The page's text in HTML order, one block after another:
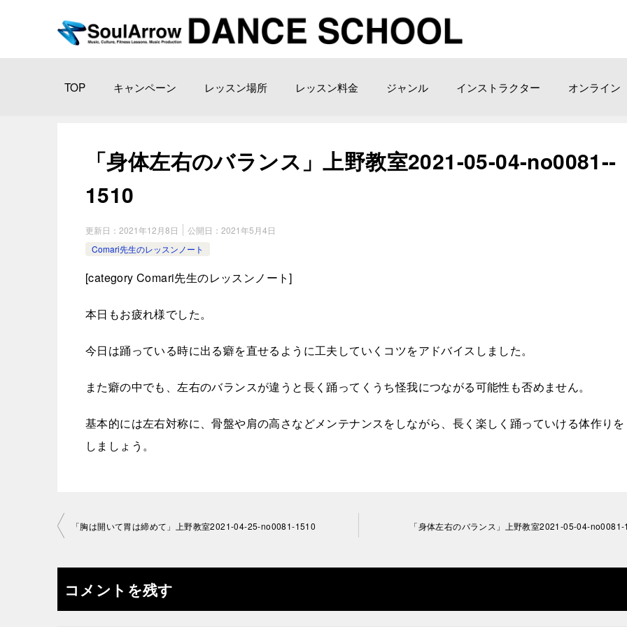
TOP キャンペーン レッスン場所 レッスン料金 ジャンル インストラクター オンライン
「身体左右のバランス」上野教室2021-05-04-­no0081-­
1510
更新日： 2021年12月8日 公開日： 2021年5月4日
Comari先生のレッスンノート
[category Comari先生のレッスンノート]
本日もお疲れ様でした。
今日は踊っている時に出る癖を直せるように工夫していくコツをアドバイスしました。
また癖の中でも、左右のバランスが違うと長く踊ってくうち怪我につながる可能性も否めません。
基本的には左右対称に、骨盤や肩の高さなどメンテナンスをしながら、長く楽しく踊っていける体作りを
しましょう。
投
ナ
ビ
「胸は開いて胃は締めて」上野教室2021-04-25-­no0081-­1510 「身体左右のバランス」上野教室2021-05-04-­
コメントを残す